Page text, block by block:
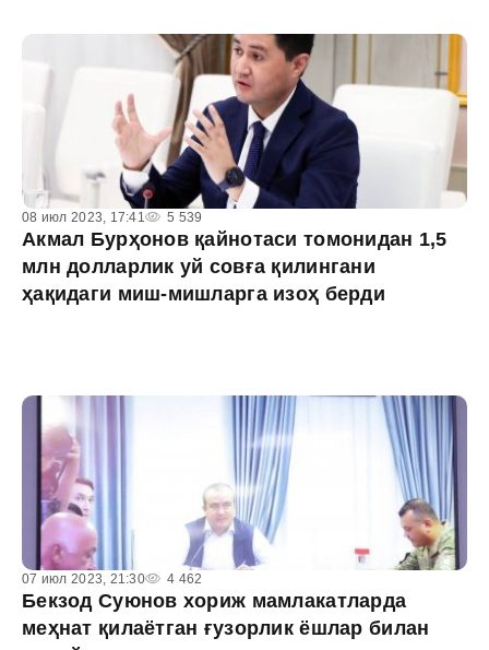
08 июл 2023, 17:41 5 539
Акмал Бурҳонов қайнотаси томонидан 1,5
млн долларлик уй совға қилингани
ҳақидаги миш-мишларга изоҳ берди
07 июл 2023, 21:30 4 462
Бекзод Суюнов хориж мамлакатларда
меҳнат қилаётган ғузорлик ёшлар билан